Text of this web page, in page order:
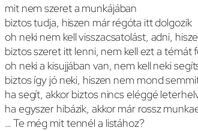
mit nem szeret a munkájában
biztos tudja, hiszen már régóta itt dolgozik
oh neki nem kell visszacsatolást, adni,
biztos szeret itt lenni, nem kell ezt a témát
oh neki a kisujjában van, nem kell neki
biztos így jó neki, hiszen nem mond
ha segít, akkor biztos nincs eléggé
ha egyszer hibázik, akkor már rossz
… Te még mit tennél a listához?